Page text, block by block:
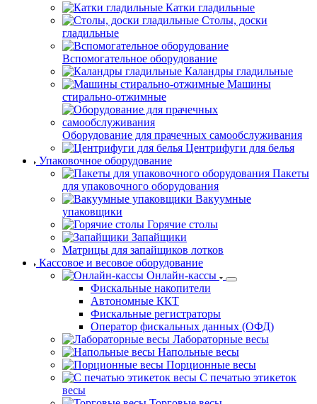
Катки гладильные
Столы, доски
гладильные
Вспомогательное оборудование
Каландры гладильные
Машины
стирально-отжимные
Оборудование для прачечных самообслуживания
Центрифуги для белья
Упаковочное оборудование
Пакеты
для упаковочного оборудования
Вакуумные
упаковщики
Горячие столы
Запайщики
Матрицы для запайщиков лотков
Кассовое и весовое оборудование
Онлайн-кассы
Фискальные накопители
Автономные ККТ
Фискальные регистраторы
Оператор фискальных данных (ОФД)
Лабораторные весы
Напольные весы
Порционные весы
С печатью этикеток
весы